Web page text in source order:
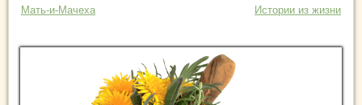
Мать-и-Мачеха Истории из жизни